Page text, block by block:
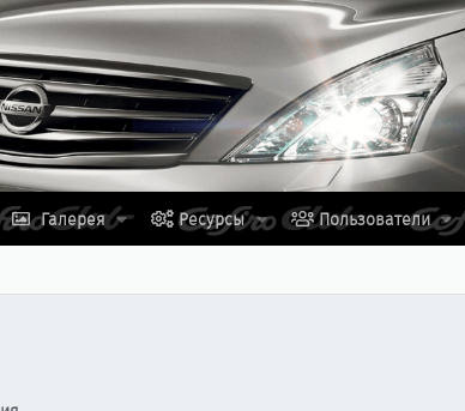
Галерея Ресурсы Пользователи